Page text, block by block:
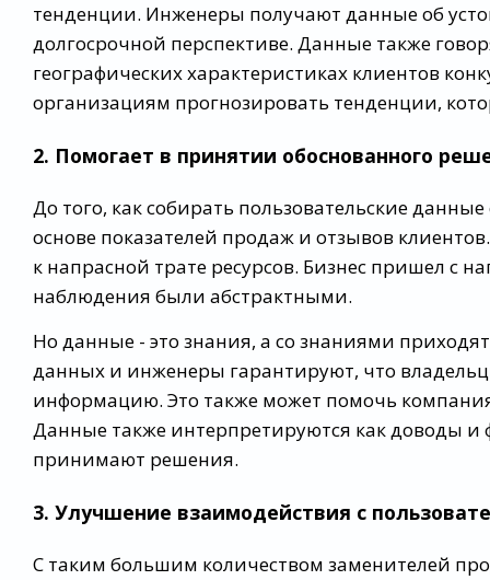
тенденции. Инженеры получают данные об
долгосрочной перспективе. Данные также
географических характеристиках клиентов
организациям прогнозировать тенденции,
2. Помогает в принятии обоснованного
До того, как собирать пользовательские
основе показателей продаж и отзывов
к напрасной трате ресурсов. Бизнес пришел с
наблюдения были абстрактными.
Но данные - это знания, а со знаниями
данных и инженеры гарантируют, что
информацию. Это также может помочь
Данные также интерпретируются как доводы
принимают решения.
3. Улучшение взаимодействия с
С таким большим количеством заменителей